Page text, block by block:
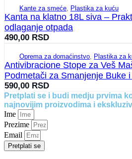
Kante za smeće Plastika za kuću
Kanta na klatno 18L siva –
odlaganje otpada
490,00 RSD
Oprema za domaćinstvo Plastika za
Antivibracione Stope za Veš
Podmetači za Smanjenje Buke
590,00 RSD
Pretplati se i budi medju prvima
najnovijim proizvodima i
Ime
Prezime
Email
Pretplati se